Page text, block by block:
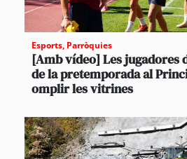
Esports, Parròquies
[Amb vídeo] Les jugadores
de la pretemporada al
omplir les vitrines